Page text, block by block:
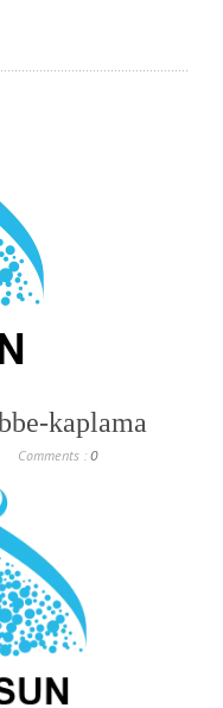
kaplama
Comments : 0